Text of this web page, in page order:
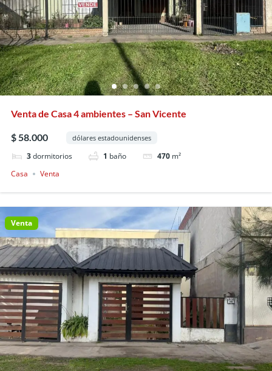
Venta de Casa 4 ambientes – San Vicente
$ 58.000 dólares estadounidenses
3dormitorios 1 baño 470 m²
Casa
Venta
Venta